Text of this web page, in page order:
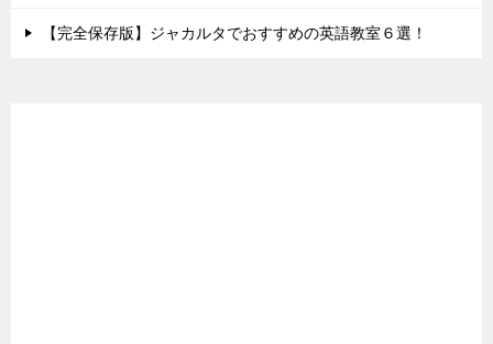
【完全保存版】ジャカルタでおすすめの英語教室６選！